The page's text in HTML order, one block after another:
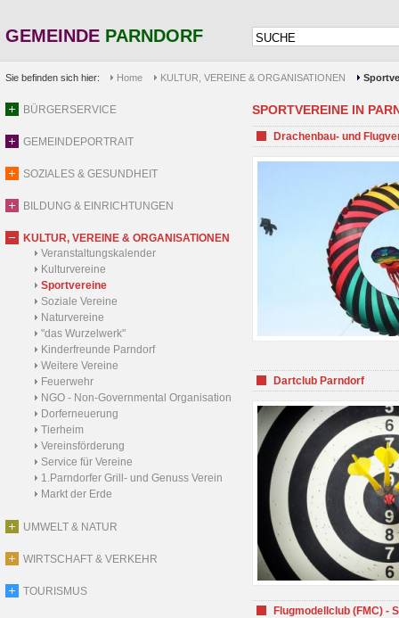
GEMEINDE PARNDORF
Sie befinden sich hier: Home KULTUR, VEREINE & ORGANISATIONEN
BÜRGERSERVICE
GEMEINDEPORTRAIT
SOZIALES & GESUNDHEIT
BILDUNG & EINRICHTUNGEN
KULTUR, VEREINE & ORGANISATIONEN
Veranstaltungskalender
Kulturvereine
Sportvereine
Soziale Vereine
Naturvereine
"das Wurzelwerk"
Kinderfreunde Parndorf
Weitere Vereine
Feuerwehr
NGO - Non-Governmental Organisation
Dorferneuerung
Tierheim
Vereinsförderung
Service für Vereine
1.Parndorfer Grill- und Genuss Verein
Markt der Erde
UMWELT & NATUR
WIRTSCHAFT & VERKEHR
TOURISMUS
SPORTVEREINE IN
Drachenbau- und
Dartclub Parndorf
Flugmodellclub (FMC) -